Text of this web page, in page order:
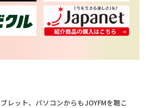
レット、 パソコンからもJOYFMを聴こ